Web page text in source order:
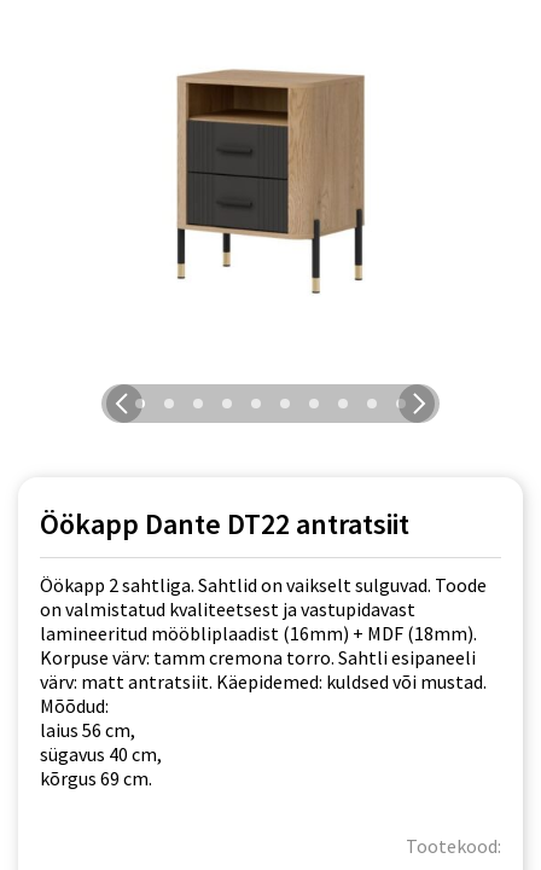
Öökapp Dante DT22 antratsiit
Öökapp 2 sahtliga. Sahtlid on vaikselt sulguvad. Toode
on valmistatud kvaliteetsest ja vastupidavast
lamineeritud mööbliplaadist (16mm) + MDF (18mm).
Korpuse värv: tamm cremona torro. Sahtli esipaneeli
värv: matt antratsiit. Käepidemed: kuldsed või mustad.
Mõõdud:
laius 56 cm,
sügavus 40 cm,
kõrgus 69 cm.
Tootekood: